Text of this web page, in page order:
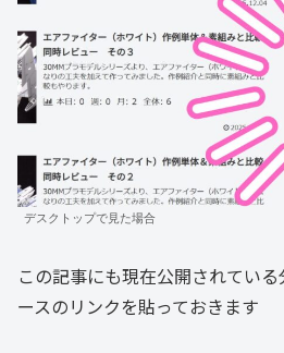
デスクトップで見た場合
この記事にも現在公開されてい
ースのリンクを貼っておきます